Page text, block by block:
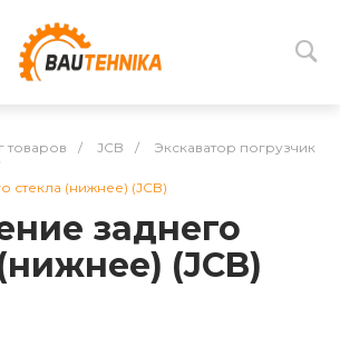
товаров / JCB /
Экскаватор погрузчик
стекла (нижнее) (JCB)
заднего
(JCB)